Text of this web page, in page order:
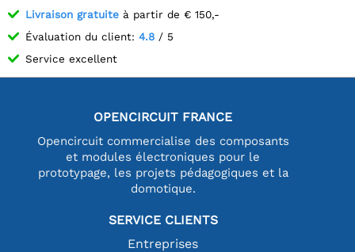
Livraison gratuite à partir de € 150,-
Évaluation du client: 4.8 / 5
Service excellent
OPENCIRCUIT FRANCE
Opencircuit commercialise des composants
et modules électroniques pour le
prototypage, les projets pédagogiques et la
domotique.
SERVICE CLIENTS
Entreprises